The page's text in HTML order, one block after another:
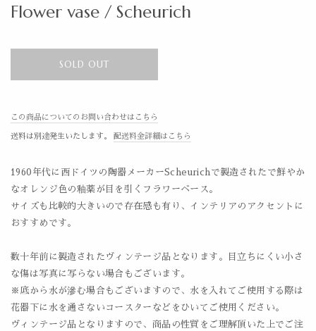
Flower vase / Scheurich
SOLD OUT
この商品についてのお問い合わせはこちら
送料は別途発生いたします。 配送料金詳細はこちら
1960年代に西ドイツの陶器メーカーScheurichで製造されたで鮮やか
なオレンジ色の釉薬が目を引くフラワーベース。
サイズも比較的大きいので存在感も有り、インテリアのアクセントに
おすすめです。
数十年前に製造されたヴィンテージ品となります。目立ちにくい小さ
な傷は写真に写らない場合もございます。
※底から水が滲む場合もございますので、水を入れてご使用する際は
花器下に水を通さないコースターなどをひいてご使用ください。
ヴィンテージ品となりますので、商品の性質をご理解頂いた上でご注